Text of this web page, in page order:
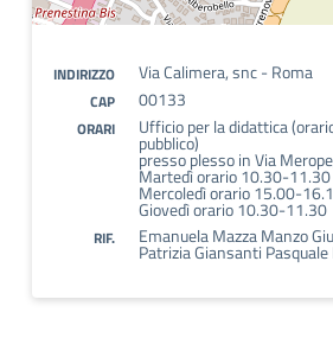
INDIRIZZO Via Calimera, snc - Roma
CAP 00133
ORARI Ufficio per la didattica
pubblico)
presso plesso in Via
Martedì orario 10.30-11.30
Mercoledì orario 15.00-
Giovedì orario 10.30-11.30
RIF. Emanuela Mazza Manzo
Patrizia Giansanti